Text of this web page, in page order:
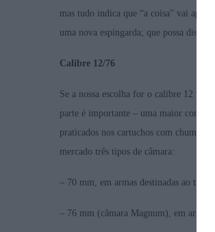
mas tudo indica que “a coisa” vai
uma nova espingarda; que possa
Calibre 12/76
Se a nossa escolha for o calibre 12
parte é importante – uma maior
praticados nos cartuchos com chumbo.
mercado três tipos de câmara:
– 70 mm, em armas destinadas ao tiro
– 76 mm (câmara Magnum), em armas